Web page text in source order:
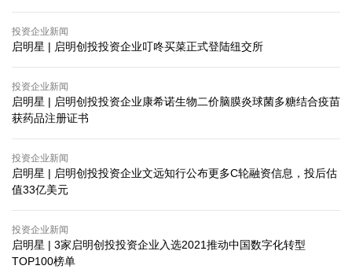
投资企业新闻
启明星 | 启明创投投资企业叮咚买菜正式登陆纽交所
投资企业新闻
启明星 | 启明创投投资企业康希诺生物二价脑膜炎球菌多糖结合疫苗
获药品注册证书
投资企业新闻
启明星 | 启明创投投资企业文远知行公布更多C轮融资信息，投后估
值33亿美元
投资企业新闻
启明星 | 3家启明创投投资企业入选2021推动中国数字化转型
TOP100榜单